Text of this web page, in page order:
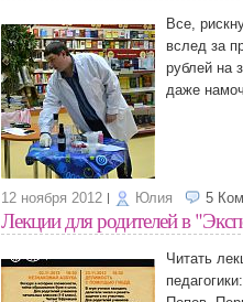
Все,
вслед за
рублей на
даже
12 ноября 2012 Юлия 5
Лекции для родителей в
Читать